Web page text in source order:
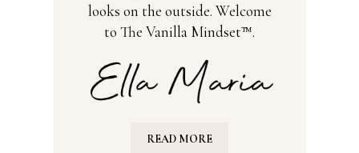
looks on the outside. Welcome
to The Vanilla Mindset™.
READ MORE